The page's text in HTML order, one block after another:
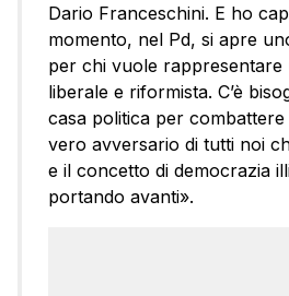
Dario Franceschini. E ho
momento, nel Pd, si apre
per chi vuole rappresentare
liberale e riformista. C’è
casa politica per
vero avversario di tutti noi
e il concetto di democrazia
portando avanti».